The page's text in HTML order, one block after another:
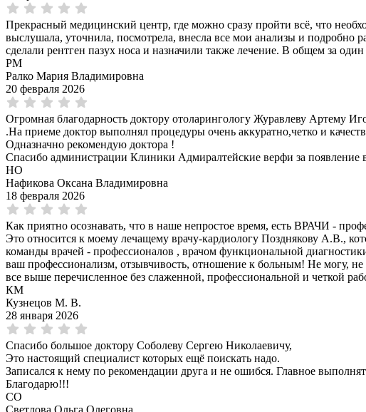
Прекрасный медицинский центр, где можно сразу пройти всё, что
выслушала, уточнила, посмотрела, внесла все мои анализы и подробно
сделали рентген пазух носа и назначили также лечение. В общем за
РМ
Ралко Мария Владимировна
20 февраля 2026
Огромная благодарность доктору отоларингологу Журавлеву Артему
.На приеме доктор выполнял процедуры очень аккуратно,четко и
Одназначно рекомендую доктора !
Спасибо администрации Клиники Адмиралтейские верфи за
НО
Нафикова Оксана Владимировна
18 февраля 2026
Как приятно осознавать, что в наше непростое время, есть ВРАЧИ -
Это относится к моему лечащему врачу-кардиологу Позднякову А.В.,
команды врачей - профессионалов , врачом функциональной
ваш профессионализм, отзывчивость, отношение к больным! Не могу, не
все выше перечисленное без слаженной, профессиональной и четкой
КМ
Кузнецов М. В.
28 января 2026
Спасибо большое доктору Соболеву Сергею Николаевичу,
Это настоящий специалист которых ещё поискать надо.
Записался к нему по рекомендации друга и не ошибся. Главное
Благодарю!!!
СО
Светлова Ольга Олеговна